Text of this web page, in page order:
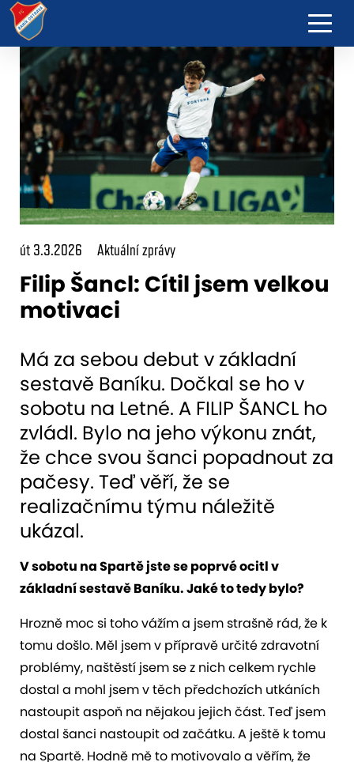
út 3.3.2026 Aktuální zprávy
Filip Šancl: Cítil jsem velkou
motivaci
Má za sebou debut v základní
sestavě Baníku. Dočkal se ho v
sobotu na Letné. A FILIP ŠANCL ho
zvládl. Bylo na jeho výkonu znát,
že chce svou šanci popadnout za
pačesy. Teď věří, že se
realizačnímu týmu náležitě
ukázal.
V sobotu na Spartě jste se poprvé ocitl v
základní sestavě Baníku. Jaké to tedy bylo?
Hrozně moc si toho vážím a jsem strašně rád, že k
tomu došlo. Měl jsem v přípravě určité zdravotní
problémy, naštěstí jsem se z nich celkem rychle
dostal a mohl jsem v těch předchozích utkáních
nastoupit aspoň na nějakou jejich část. Teď jsem
dostal šanci nastoupit od začátku. A ještě k tomu
na Spartě. Hodně mě to motivovalo a věřím, že